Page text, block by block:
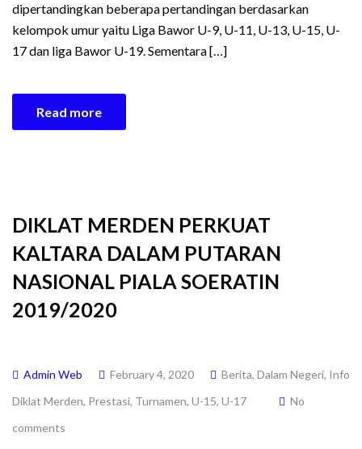
dipertandingkan beberapa pertandingan berdasarkan
kelompok umur yaitu Liga Bawor U-9, U-11, U-13, U-15, U-
17 dan liga Bawor U-19. Sementara […]
Read more
DIKLAT MERDEN PERKUAT
KALTARA DALAM PUTARAN
NASIONAL PIALA SOERATIN
2019/2020
Admin Web February 4, 2020 Berita, Dalam Negeri, Info
Diklat Merden, Prestasi, Turnamen, U-15, U-17
No
comments